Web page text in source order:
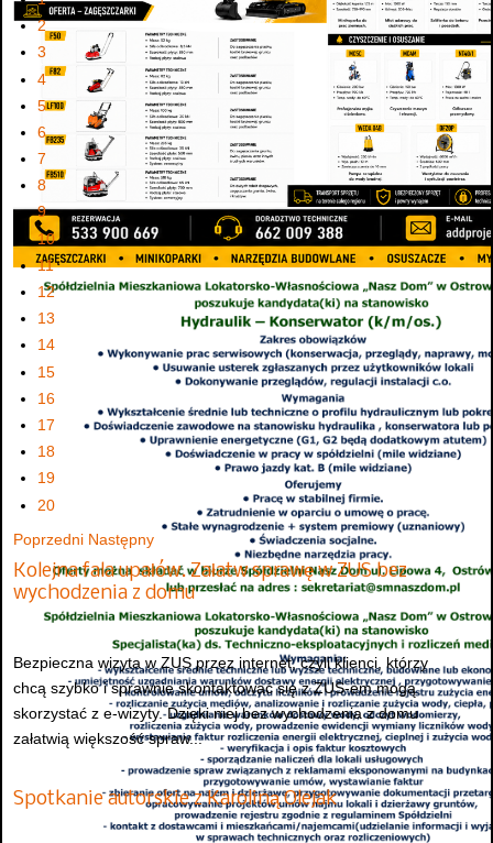
2
3
4
5
6
7
8
9
10
11
12
13
14
15
16
17
18
19
20
Poprzedni Następny
Kolejna fala upałów. Załatw sprawę w ZUS bez
wychodzenia z domu
Bezpieczna wizyta w ZUS przez internet, czyli klienci, którzy
chcą szybko i sprawnie skontaktować się z ZUS-em mogą
skorzystać z e-wizyty. Dzięki niej bez wychodzenia z domu
załatwią większość spraw...
Spotkanie autorskie z Karoliną Olejak